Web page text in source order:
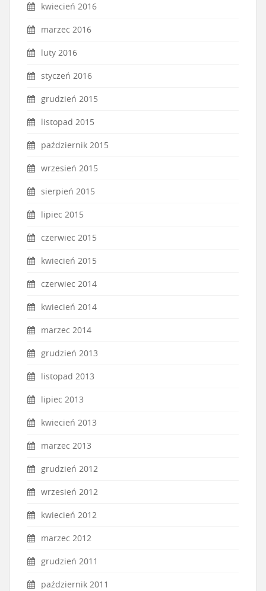
kwiecień 2016
marzec 2016
luty 2016
styczeń 2016
grudzień 2015
listopad 2015
październik 2015
wrzesień 2015
sierpień 2015
lipiec 2015
czerwiec 2015
kwiecień 2015
czerwiec 2014
kwiecień 2014
marzec 2014
grudzień 2013
listopad 2013
lipiec 2013
kwiecień 2013
marzec 2013
grudzień 2012
wrzesień 2012
kwiecień 2012
marzec 2012
grudzień 2011
październik 2011